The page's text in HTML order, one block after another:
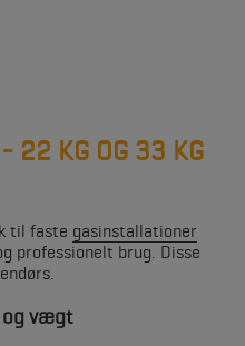
- 22 KG OG 33 KG
til faste gasinstallationer
professionelt brug. Disse
og vægt